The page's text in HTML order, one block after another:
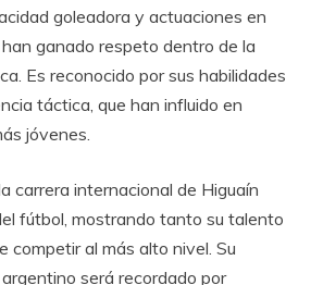
goleadora y actuaciones en
ganado respeto dentro de la
Es reconocido por sus habilidades
táctica, que han influido en
jóvenes.
carrera internacional de Higuaín
fútbol, mostrando tanto su talento
competir al más alto nivel. Su
será recordado por